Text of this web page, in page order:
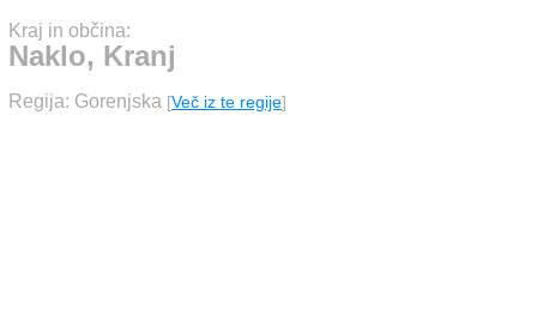
Kraj in občina:
Naklo, Kranj
Regija: Gorenjska [Več iz te regije]